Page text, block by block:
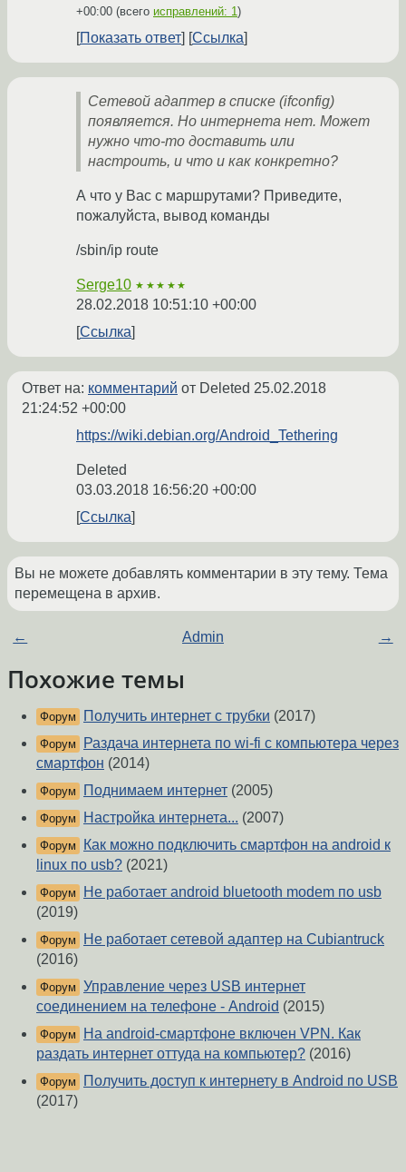
+00:00 (всего исправлений: 1)
Показать ответ Ссылка
Сетевой адаптер в списке (ifconfig)
появляется. Но интернета нет. Может
нужно что-то доставить или
настроить, и что и как конкретно?
А что у Вас с маршрутами? Приведите,
пожалуйста, вывод команды
/sbin/ip route
Serge10 ★★★★★
28.02.2018 10:51:10 +00:00
Ссылка
Ответ на: комментарий от Deleted 25.02.2018
21:24:52 +00:00
https://wiki.debian.org/Android_Tethering
Deleted
03.03.2018 16:56:20 +00:00
Ссылка
Вы не можете добавлять комментарии в эту тему. Тема
перемещена в архив.
← Admin →
Похожие темы
Форум Получить интернет с трубки (2017)
Форум
Раздача интернета по wi-fi с компьютера через
смартфон (2014)
Форум Поднимаем интернет (2005)
Форум Настройка интернета... (2007)
Форум
Как можно подключить смартфон на android к
linux по usb? (2021)
Форум
Не работает android bluetooth modem по usb
(2019)
Форум
Не работает сетевой адаптер на Cubiantruck
(2016)
Форум Управление через USB интернет
соединением на телефоне - Android (2015)
Форум
На android-смартфоне включен VPN. Как
раздать интернет оттуда на компьютер? (2016)
Форум
Получить доступ к интернету в Android по USB
(2017)